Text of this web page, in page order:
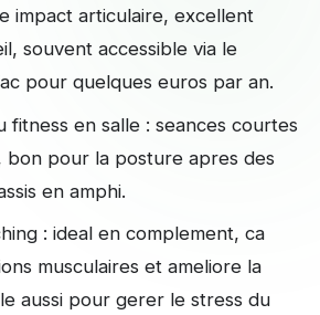
impact articulaire, excellent
souvent accessible via le
pour quelques euros par an.
fitness en salle : seances courtes
bon pour la posture apres des
en amphi.
: ideal en complement, ca
musculaires et ameliore la
aussi pour gerer le stress du